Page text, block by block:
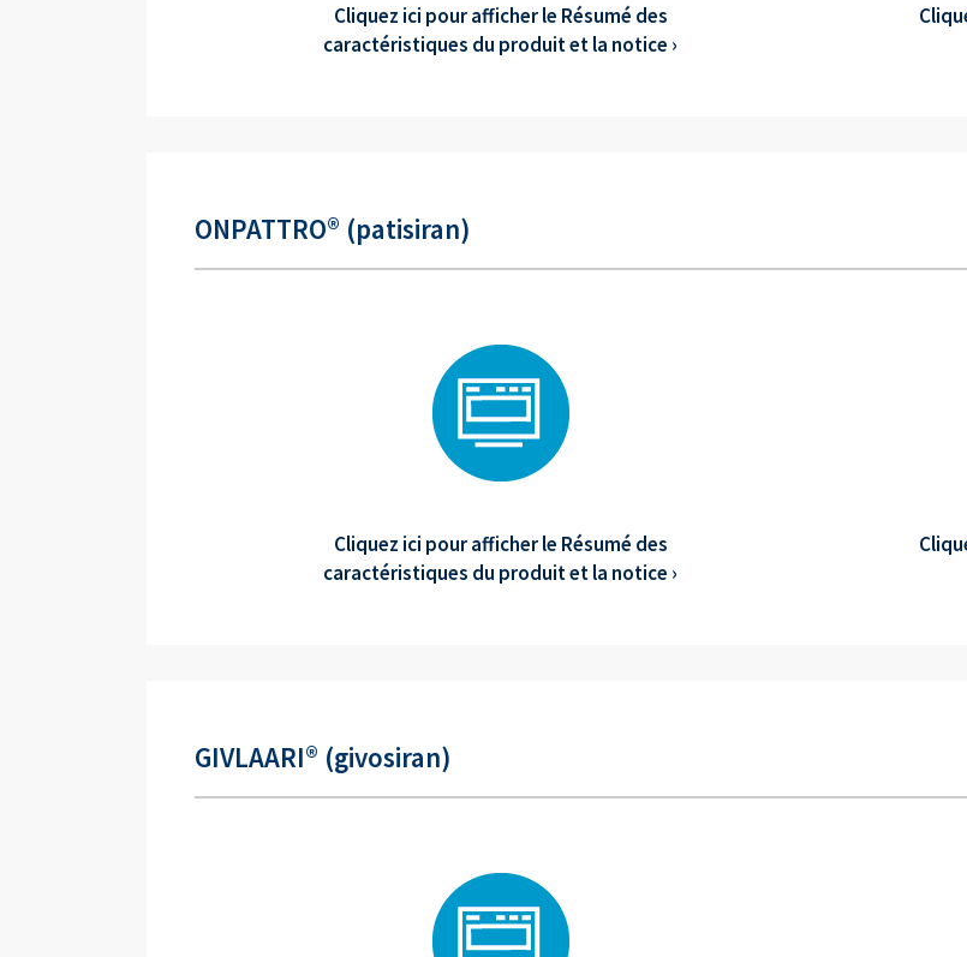
Cliquez ici pour afficher le Résumé des
caractéristiques du produit et la notice ›
ONPATTRO® (patisiran)
Cliquez ici pour afficher le Résumé des
caractéristiques du produit et la notice ›
GIVLAARI® (givosiran)